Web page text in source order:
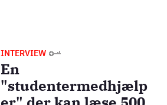
INTERVIEW
En
"studentermedhjælp